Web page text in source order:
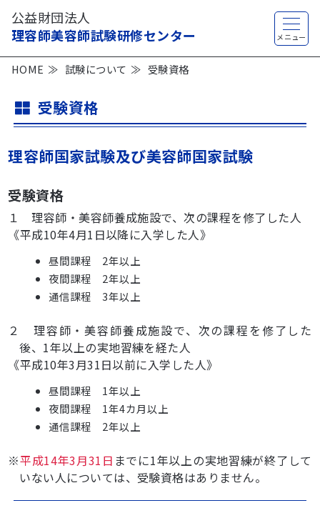
公益財団法人
理容師美容師試験研修センター
HOME 試験について 受験資格
受験資格
理容師国家試験及び美容師国家試験
受験資格
１ 理容師・美容師養成施設で、次の課程を修了した人
《平成10年4月1日以降に入学した人》
昼間課程 2年以上
夜間課程 2年以上
通信課程 3年以上
２ 理容師・美容師養成施設で、次の課程を修了した
後、1年以上の実地習練を経た人
《平成10年3月31日以前に入学した人》
昼間課程 1年以上
夜間課程 1年4カ月以上
通信課程 2年以上
※平成14年3月31日 までに1年以上の実地習練が終了して
いない人については、受験資格はありません。